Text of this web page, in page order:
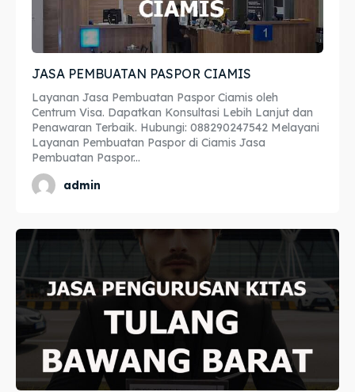
Penerjemah
Asuransi
Blog
Penerjemah
Asuransi
Blog
JASA PEMBUATAN PASPOR CIAMIS
Layanan Jasa Pembuatan Paspor Ciamis oleh
Centrum Visa. Dapatkan Konsultasi Lebih Lanjut dan
Penawaran Terbaik. Hubungi: 088290247542 Melayani
Layanan Pembuatan Paspor di Ciamis Jasa
Pembuatan Paspor...
admin